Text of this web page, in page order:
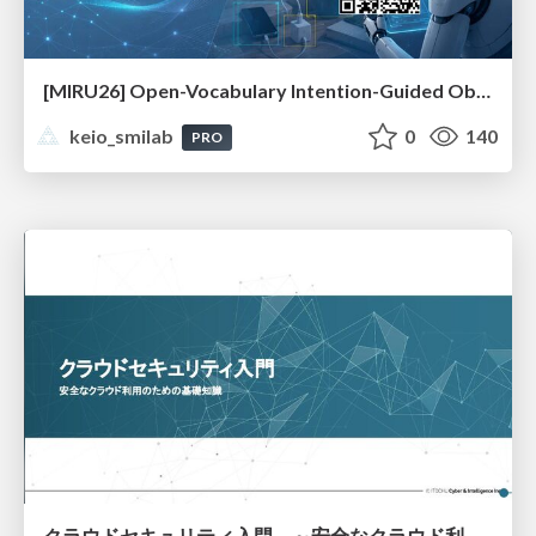
[MIRU26] Open-Vocabulary Intention-Guided Object Detection in Diverse Scenes
keio_smilab
PRO 0 140